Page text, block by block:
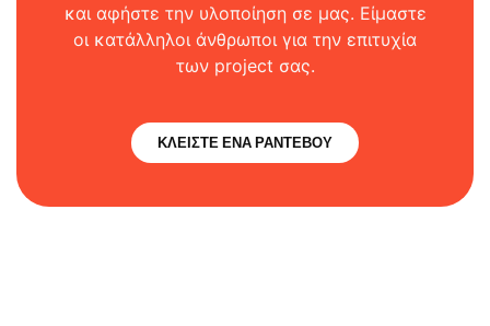
και αφήστε την υλοποίηση σε μας. Είμαστε
οι κατάλληλοι άνθρωποι για την επιτυχία
των project σας.
ΚΛΕΙΣΤΕ ΕΝΑ ΡΑΝΤΕΒΟΥ